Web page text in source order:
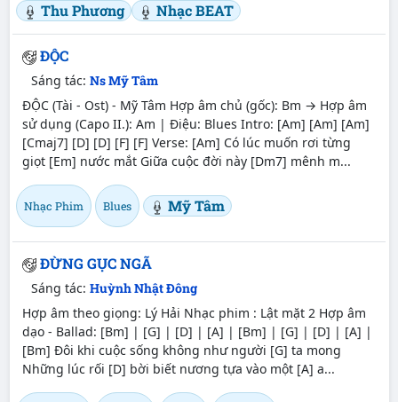
Thu Phương
Nhạc BEAT
ĐỘC
Sáng tác: Ns Mỹ Tâm
ĐỘC (Tài - Ost) - Mỹ Tâm Hợp âm chủ (gốc): Bm → Hợp âm
sử dụng (Capo II.): Am | Điệu: Blues Intro: [Am] [Am] [Am]
[Cmaj7] [D] [D] [F] [F] Verse: [Am] Có lúc muốn rơi từng
giọt [Em] nước mắt Giữa cuộc đời này [Dm7] mênh m...
Nhạc Phim Blues Mỹ Tâm
ĐỪNG GỤC NGÃ
Sáng tác: Huỳnh Nhật Đông
Hợp âm theo giọng: Lý Hải Nhạc phim : Lật mặt 2 Hợp âm
dạo - Ballad: [Bm] | [G] | [D] | [A] | [Bm] | [G] | [D] | [A] |
[Bm] Đôi khi cuộc sống không như người [G] ta mong
Những lúc rối [D] bời biết nương tựa vào một [A] a...